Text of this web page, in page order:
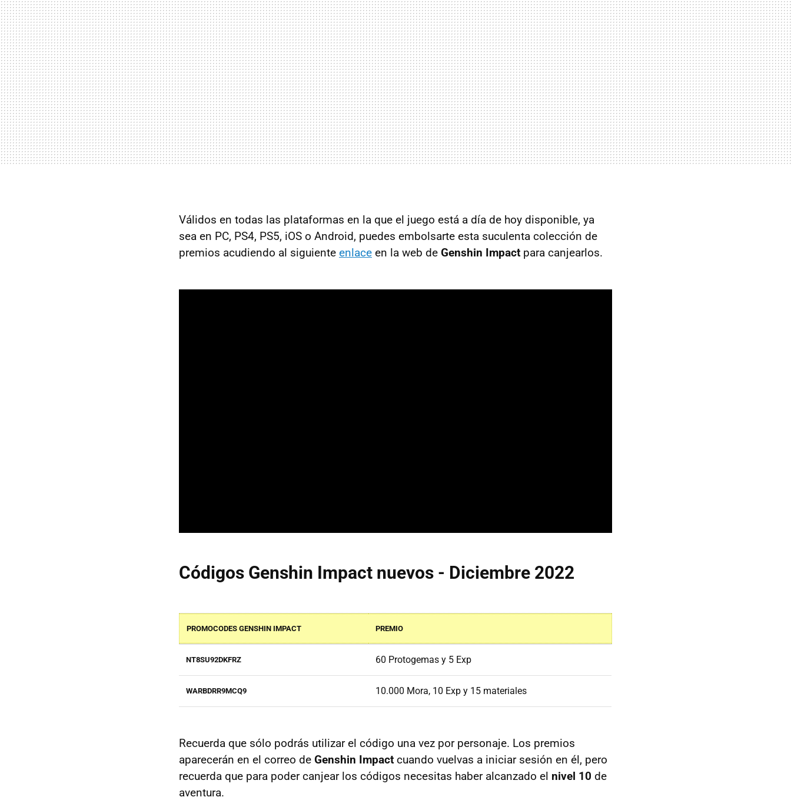
Válidos en todas las plataformas en la que el juego está a día de hoy disponible, ya
sea en PC, PS4, PS5, iOS o Android, puedes embolsarte esta suculenta colección de
premios acudiendo al siguiente enlace en la web de Genshin Impact para canjearlos.
Códigos Genshin Impact nuevos - Diciembre 2022
PROMOCODES GENSHIN IMPACT PREMIO
NT8SU92DKFRZ 60 Protogemas y 5 Exp
WARBDRR9MCQ9 10.000 Mora, 10 Exp y 15 materiales
Recuerda que sólo podrás utilizar el código una vez por personaje. Los premios
aparecerán en el correo de Genshin Impact cuando vuelvas a iniciar sesión en él, pero
recuerda que para poder canjear los códigos necesitas haber alcanzado el nivel 10 de
aventura.